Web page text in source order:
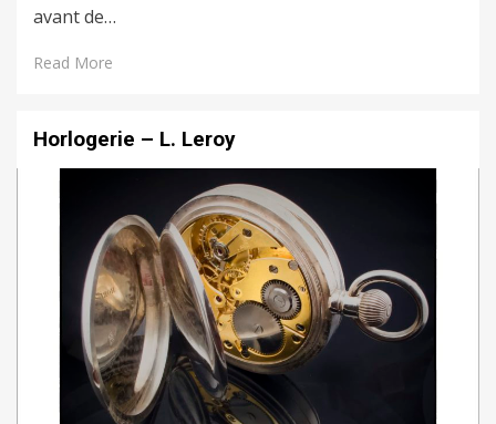
avant de…
Read More
Horlogerie – L. Leroy